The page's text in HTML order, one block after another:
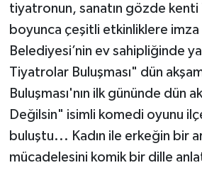
tiyatronun, sanatın gözde kenti
boyunca çeşitli etkinliklere imza
Belediyesi’nin ev sahipliğinde
Tiyatrolar Buluşması" dün
Buluşması'nın ilk gününde dün
Değilsin" isimli komedi oyunu
buluştu... Kadın ile erkeğin bir
mücadelesini komik bir dille